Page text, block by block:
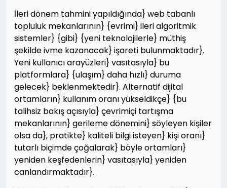
İleri dönem tahmini yapıldığında} web tabanlı
topluluk mekanlarının} {evrimi} ileri algoritmik
sistemler} {gibi} {yeni teknolojilerle} müthiş
şekilde ivme kazanacak} işareti bulunmaktadır}.
Yeni kullanıcı arayüzleri} vasıtasıyla} bu
platformlara} {ulaşım} daha hızlı} duruma
gelecek} beklenmektedir}. Alternatif dijital
ortamların} kullanım oranı yükseldikçe} {bu
talihsiz bakış açısıyla} çevrimiçi tartışma
mekanlarının} gerileme dönemini} söyleyen kişiler
olsa da}, pratikte} kaliteli bilgi isteyen} kişi oranı}
tutarlı biçimde çoğalarak} böyle ortamları}
yeniden keşfedenlerin} vasıtasıyla} yeniden
canlandırmaktadır}.